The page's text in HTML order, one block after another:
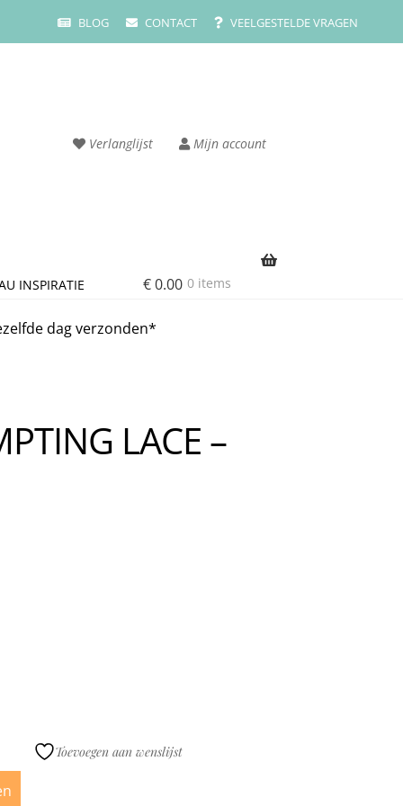
BLOG CONTACT VEELGESTELDE VRAGEN
Verlanglijst Mijn account
INSPIRATIE
Cart
€0.00 0 items
dag verzonden*
LACE –
Toevoegen aan wenslijst